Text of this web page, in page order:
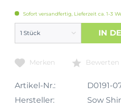
Sofort versandfertig, Lieferzeit ca. 1-3
IN
Merken Bewerten
Artikel-Nr.:
D0191-
Hersteller:
Sow